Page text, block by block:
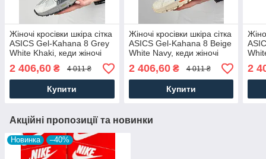
Жіночі кросівки шкіра сітка
ASICS Gel-Kahana 8 Grey
White Khaki, кеди жіночі
взуття
2 406,60 ₴ 4 011 ₴
Купити
Жіночі кросівки шкіра сітка
ASICS Gel-Kahana 8 Beige
White Navy, кеди жіночі
Жіноче взуття
2 406,60₴ 4 011 ₴
Купити
2
Акційні пропозиції та новинки
Новинка –40%